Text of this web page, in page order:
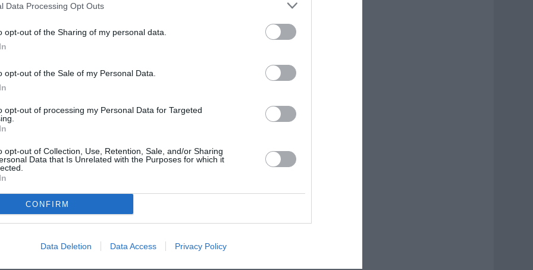
Data Processing Opt Outs
opt-out of the Sharing of my personal data.
opt-out of the Sale of my Personal Data.
opt-out of processing my Personal Data for Targeted
opt-out of Collection, Use, Retention, Sale, and/or Sharing
Data that Is Unrelated with the Purposes for which it
CONFIRM
Data Deletion Data Access Privacy Policy
de 60 de ani, probabil din cauza unei
Bărbatul se afla la muncă într-un bloc
regular – se ocupa de tencuit. Într-
credea că se afla vin pe care l-a adus
care de obicei se utilizează în
erau unul lângă celălalt şi semănau. Fiul
a fost dus la spital şi operat fiindcă
Carmignano împreună cu personalul de
Despre episod a fost informată